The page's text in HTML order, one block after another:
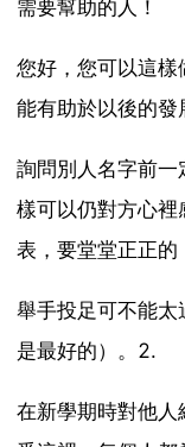
需要幫助的人！
您好，您可以這
能有助於以後的發
詢問別人名字前
樣可以仍對方心
表，要堂堂正正的
舉手投足可不能
是最好的）。2.
在新學期時對他